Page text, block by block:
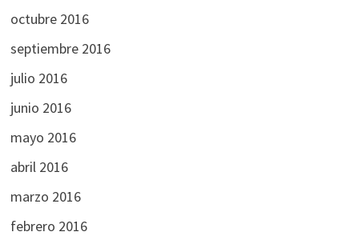
octubre 2016
septiembre 2016
julio 2016
junio 2016
mayo 2016
abril 2016
marzo 2016
febrero 2016